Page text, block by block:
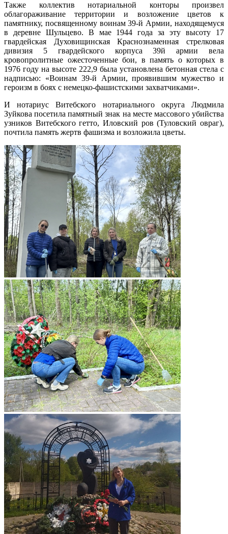
Также коллектив нотариальной конторы произвел
облагораживание территории и возложение цветов к
памятнику, посвященному воинам 39-й Армии, находящемуся
в деревне Шульцево. В мае 1944 года за эту высоту 17
гвардейская Духовищинская Краснознаменная стрелковая
дивизия 5 гвардейского корпуса 39й армии вела
кровопролитные ожесточенные бои, в память о которых в
1976 году на высоте 222,9 была установлена бетонная стела с
надписью: «Воинам 39-й Армии, проявившим мужество и
героизм в боях с немецко-фашистскими захватчиками».
И нотариус Витебского нотариального округа Людмила
Зуйкова посетила памятный знак на месте массового убийства
узников Витебского гетто, Иловский ров (Туловский овраг),
почтила память жертв фашизма и возложила цветы.